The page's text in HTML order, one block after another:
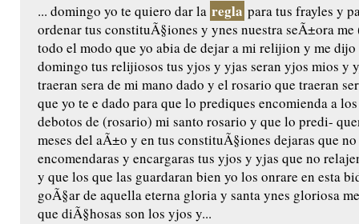
... domingo yo te quiero dar la regla para tus frayles y
ordenar tus constituÃ§iones y ynes nuestra seÃ±ora
todo el modo que yo abia de dejar a mi relijion y me
domingo tus relijiosos tus yjos y yjas seran yjos mios y
traeran sera de mi mano dado y el rosario que traeran
que yo te e dado para que lo prediques encomienda a
debotos de (rosario) mi santo rosario y que lo predi-
meses del aÃ±o y en tus constituÃ§iones dejaras que
encomendaras y encargaras tus yjos y yjas que no
y que los que las guardaran bien yo los onrare en esta
goÃ§ar de aquella eterna gloria y santa ynes gloriosa
que diÃ§hosas son los yjos y...